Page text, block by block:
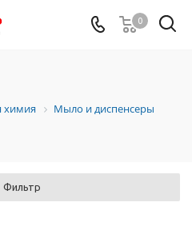
0
химия
Мыло и диспенсеры
Фильтр